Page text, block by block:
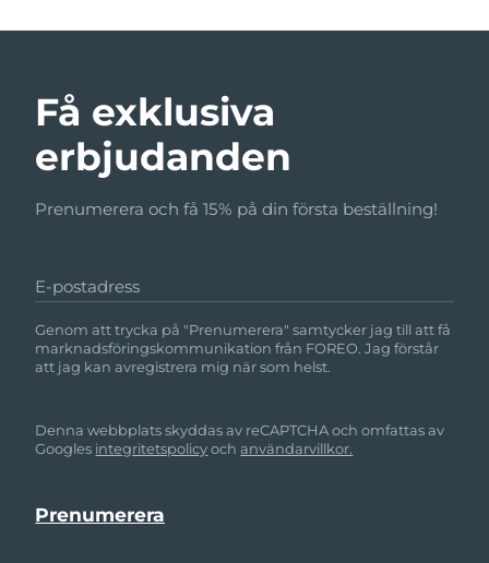
Få exklusiva
erbjudanden
Prenumerera och få 15% på din första beställning!
E-postadress
Genom att trycka på "Prenumerera" samtycker jag till att få
marknadsföringskommunikation från FOREO. Jag förstår
att jag kan avregistrera mig när som helst.
Denna webbplats skyddas av reCAPTCHA och omfattas av
Googles integritetspolicyochanvändarvillkor.